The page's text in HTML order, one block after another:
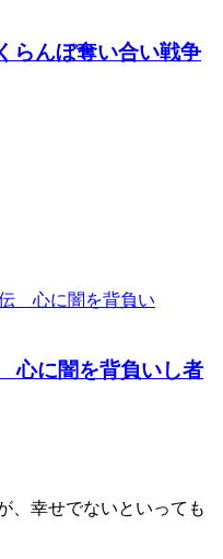
んぼ奪い合い戦争
心に闇を背負いし者
、幸せでないといっても